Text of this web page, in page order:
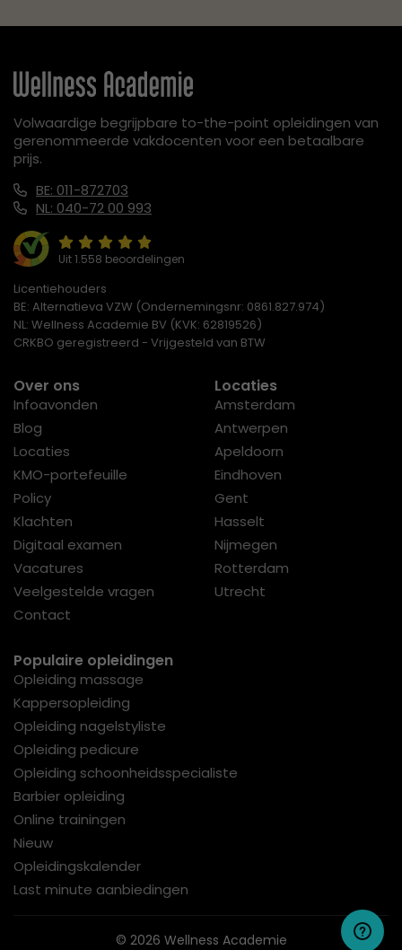
Volwaardige begrijpbare to-the-point opleidingen van
gerenommeerde vakdocenten voor een betaalbare
prijs.
BE: 011-872703
NL: 040-72 00 993
Uit 1.558 beoordelingen
Licentiehouders
BE: Alternatieva VZW (Ondernemingsnr: 0861.827.974)
NL: Wellness Academie BV (KVK: 62819526)
CRKBO geregistreerd - Vrijgesteld van BTW
Over ons
Infoavonden
Blog
Locaties
KMO-portefeuille
Policy
Klachten
Digitaal examen
Vacatures
Veelgestelde vragen
Contact
Locaties
Amsterdam
Antwerpen
Apeldoorn
Eindhoven
Gent
Hasselt
Nijmegen
Rotterdam
Utrecht
Populaire opleidingen
Opleiding massage
Kappersopleiding
Opleiding nagelstyliste
Opleiding pedicure
Opleiding schoonheidsspecialiste
Barbier opleiding
Online trainingen
Nieuw
Opleidingskalender
Last minute aanbiedingen
© 2026 Wellness Academie